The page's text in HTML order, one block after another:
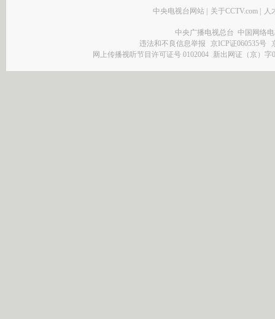
中央电视台网站 | 关于CCTV.com | 人
中央广播电视总台 中国网络
违法和不良信息举报
京ICP证060535号
网上传播视听节目许可证号 0102004 新出网证（京）